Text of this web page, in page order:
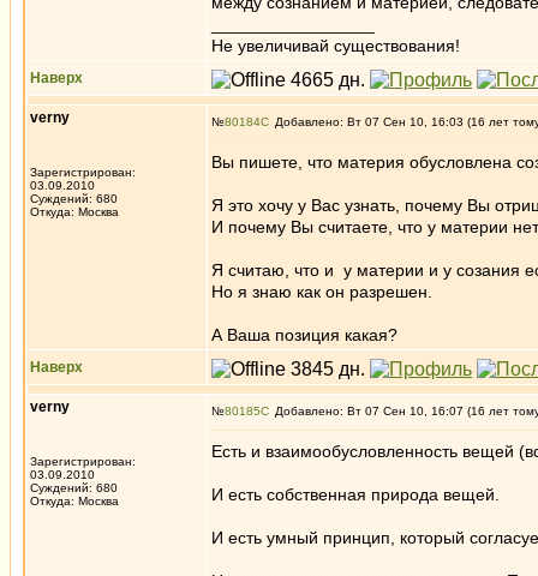
Не увеличивай существования!
Наверх
verny
Зарегистрирован:
03.09.2010
Суждений: 680
Откуда: Москва
№80184 Добавлено: Вт 07 Сен 10, 16:03 (16 лет
Вы пишете, что материя обусловлена
Я это хочу у Вас узнать, почему Вы
И почему Вы считаете, что у материи
Я считаю, что и у материи и у созания
Но я знаю как он разрешен.
А Ваша позиция какая?
Наверх
verny
Зарегистрирован:
03.09.2010
Суждений: 680
Откуда: Москва
№80185 Добавлено: Вт 07 Сен 10, 16:07 (16 лет
Есть и взаимообусловленность вещей
И есть собственная природа вещей.
И есть умный принцип, который